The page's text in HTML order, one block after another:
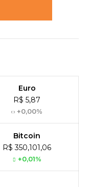
Euro
R$ 5,87
+0,00%
Bitcoin
R$ 350,101,06
+0,01%